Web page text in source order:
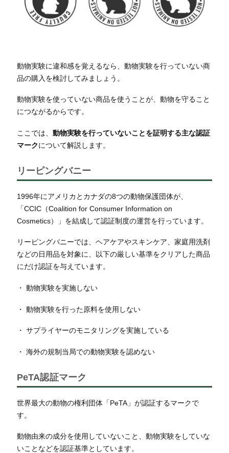
動物実験に違和感を覚えるなら、動物実験を行っていない商
品の購入を検討してみましょう。
動物実験を使っていない商品を使うことが、動物を守ること
につながるからです。
ここでは、 動物実験を行っていないことを証明する主な認証
マークについて解説します。
リーピングバニー
1996年にアメリカとカナダの8つの動物保護団体が、
「CCIC（Coalition for Consumer Information on
Cosmetics）」を結成して認証制度の運営を行っています。
リーピングバニーでは、ヘアケアやスキンケア、家庭用洗剤
などの日用品を対象に、以下の厳しい基準をクリアした商品
にだけ認証を与えています。
・ 動物実験を実施しない
・ 動物実験を行った原料を使用しない
・ サプライヤーのモニタリングを実施している
・ 海外の規制当局での動物実験を認めない
PeTA認証マーク
世界最大の動物の権利団体「PeTA」が認証するマークで
す。
動物由来の成分を使用していないこと、動物実験をしていな
いことなどを認証基準としています。